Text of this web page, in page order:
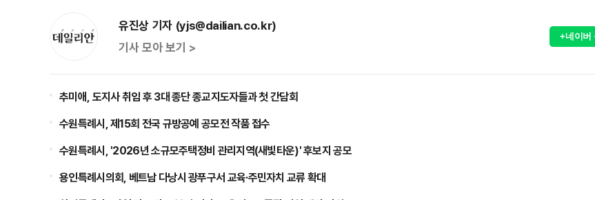
유진상 기자 (yjs@dailian.co.kr)
기사 모아 보기 >
+네이버
추미애, 도지사 취임 후 3대 종단 종교지도자들과 첫 간담회
수원특례시, 제15회 전국 규방공예 공모전 작품 접수
수원특례시, '2026년 소규모주택정비 관리지역(새빛타운)' 후보지 공모
용인특례시의회, 베트남 다낭시 광푸구서 교육·주민자치 교류 확대